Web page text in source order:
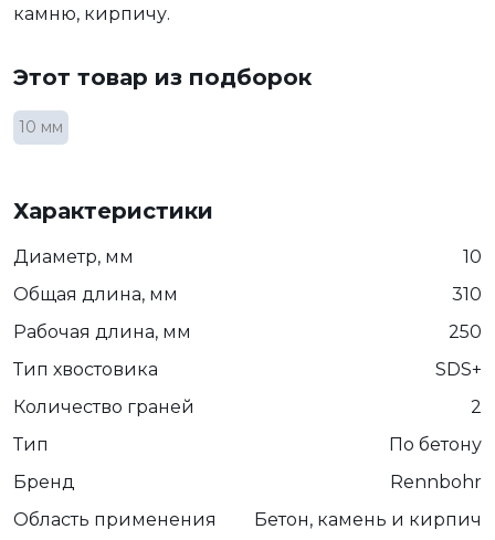
камню, кирпичу.
Этот товар из подборок
10 мм
Характеристики
Диаметр, мм
10
Общая длина, мм
310
Рабочая длина, мм
250
Тип хвостовика
SDS+
Количество граней
2
Тип
По бетону
Бренд
Rennbohr
Область применения
Бетон, камень и кирпич